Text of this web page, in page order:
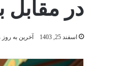
در مقابل بی
اسفند 25, 1403 آخرین به روز